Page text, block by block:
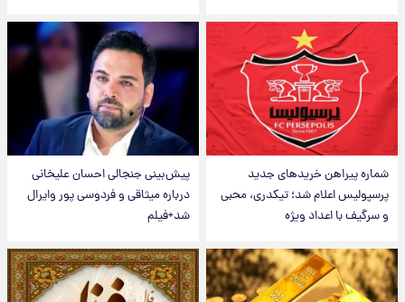
شماره پیراهن خریدهای جدید
پرسپولیس اعلام شد؛ تیکدری، محبی
و سرگیف با اعداد ویژه
پیش‌بینی جنجالی احسان علیخانی
درباره میثاقی و فردوسی پور وایرال
شد+فیلم